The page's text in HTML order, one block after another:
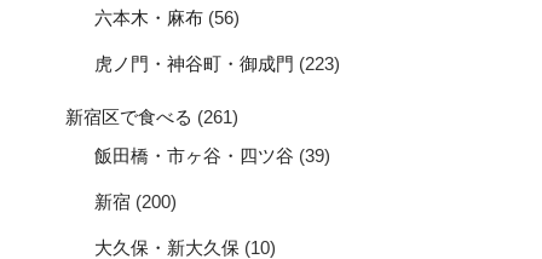
六本木・麻布 (56)
虎ノ門・神谷町・御成門 (223)
新宿区で食べる (261)
飯田橋・市ヶ谷・四ツ谷 (39)
新宿 (200)
大久保・新大久保 (10)